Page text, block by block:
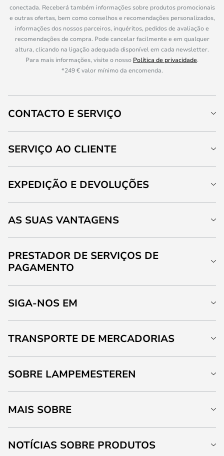
conectada. Receberá também informações sobre produtos promocionais
e outras ofertas, bem como conselhos e recomendações personalizados,
informações dos nossos parceiros, inquéritos, pedidos de avaliação e
recomendações de compra. Pode cancelar facilmente e em qualquer
altura, clicando na ligação adequada disponível em cada newsletter.
Para mais informações, visite o nosso Política de privacidade.
*249 € valor mínimo da encomenda.
CONTACTO E SERVIÇO
SERVIÇO AO CLIENTE
EXPEDIÇÃO E DEVOLUÇÕES
AS SUAS VANTAGENS
PRESTADOR DE SERVIÇOS DE
PAGAMENTO
SIGA-NOS EM
TRANSPORTE DE MERCADORIAS
SOBRE LAMPEMESTEREN
MAIS SOBRE
NOTÍCIAS SOBRE PRODUTOS